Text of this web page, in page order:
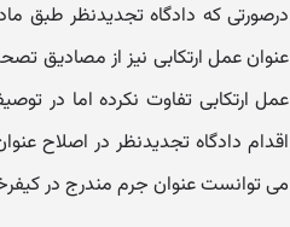
عنوان عمل ارتکابی نیز از مصادیق
عمل ارتکابی تفاوت نکرده اما در
اقدام دادگاه تجدیدنظر در اصلاح
می توانست عنوان جرم مندرج در